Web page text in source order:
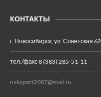
КОНТАКТЫ
г. Новосибирск, ул. Советская 62
тел./факс 8 (383) 285-51-11
nsksport2007@mail.ru